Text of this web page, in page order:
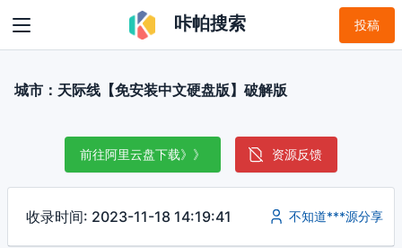
咔帕搜索 投稿
城市：天际线【免安装中文硬盘版】破解版
前往阿里云盘下载》》 资源反馈
收录时间: 2023-11-18 14:19:41 不知道***源分享